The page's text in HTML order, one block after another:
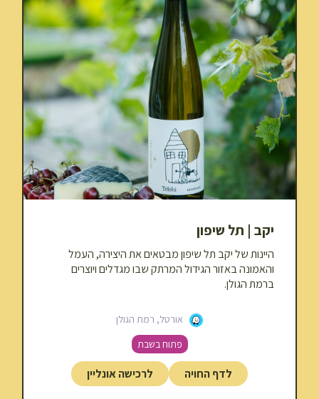
יקב | תל שיפון
היינות של יקב תל שיפון מבטאים את היצירה, העמל
והאמונה באזור הגידול המרתק שבו מגדלים ויוצרים
ברמת הגולן.
אורטל, רמת הגולן
פתוח בשבת
לדף החויה לרכישה אונליין